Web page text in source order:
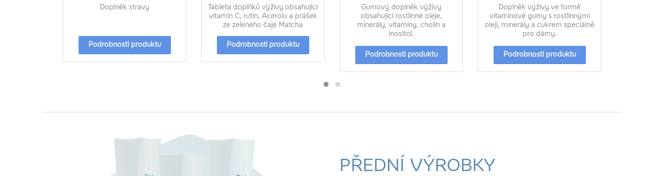
Doplněk stravy
Podrobnosti produktu
Tableta doplňků výživy obsahující
vitamin C, rutin, Acerolu a prášek
ze zeleného čaje Matcha
Podrobnosti produktu
Gumový doplněk výživy
obsahující rostlinné oleje,
minerály, vitamíny, cholin a
inositol.
Podrobnosti produktu
Doplněk výživy ve formě
vitamínové gumy s rostlinnými
oleji, minerály a cukrem speciálně
pro dámy.
Podrobnosti produktu
PŘEDNÍ VÝROBKY